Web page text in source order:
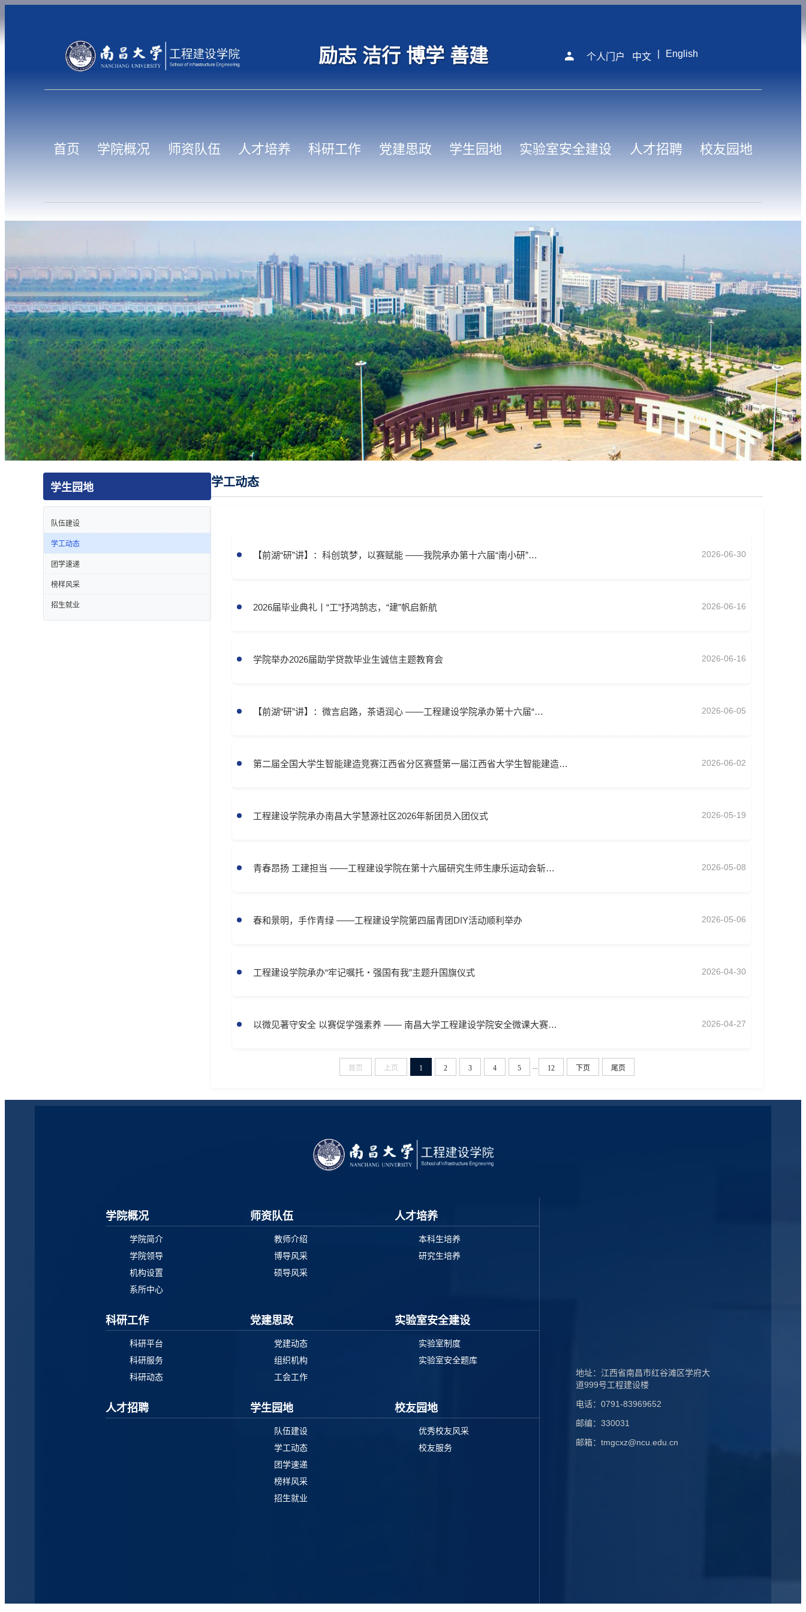
励志 洁行 博学 善建 个人门户 中文 English
首页 学院概况 师资队伍 人才培养 科研工作 党建思政 学生园地 实验室安全建设 人才招聘 校友园地
学生园地
队伍建设
学工动态
团学速递
榜样风采
招生就业
学工动态
【前湖“研”讲】：科创筑梦，以赛赋能 ——我院承办第十六届“南小研”… 2026-06-30
2026届毕业典礼丨“工”抒鸿鹄志，“建”帆启新航 2026-06-16
学院举办2026届助学贷款毕业生诚信主题教育会 2026-06-16
【前湖“研”讲】：微言启路，茶语润心 ——工程建设学院承办第十六届“… 2026-06-05
第二届全国大学生智能建造竞赛江西省分区赛暨第一届江西省大学生智能建造… 2026-06-02
工程建设学院承办南昌大学慧源社区2026年新团员入团仪式 2026-05-19
青春昂扬 工建担当 ——工程建设学院在第十六届研究生师生康乐运动会斩… 2026-05-08
春和景明，手作青绿 ——工程建设学院第四届青团DIY活动顺利举办 2026-05-06
工程建设学院承办“牢记嘱托・强国有我”主题升国旗仪式 2026-04-30
以微见著守安全 以赛促学强素养 —— 南昌大学工程建设学院安全微课大赛… 2026-04-27
首页 上页 1 2 3 4 5 12 下页 尾页
学院概况
学院简介
学院领导
机构设置
系所中心
师资队伍
教师介绍
博导风采
硕导风采
人才培养
本科生培养
研究生培养
科研工作
科研平台
科研服务
科研动态
党建思政
党建动态
组织机构
工会工作
实验室安全建设
实验室制度
实验室安全题库
人才招聘 学生园地
队伍建设
学工动态
团学速递
榜样风采
招生就业
校友园地
优秀校友风采
校友服务
地址：江西省南昌市红谷滩区学府大
道999号工程建设楼
电话：0791-83969652
邮编：330031
邮箱：tmgcxz@ncu.edu.cn